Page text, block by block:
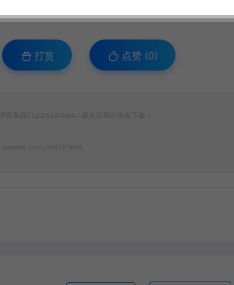
打赏 点赞 (0)
系我们QQ:5247864！核实后我们将会下架！
428.html